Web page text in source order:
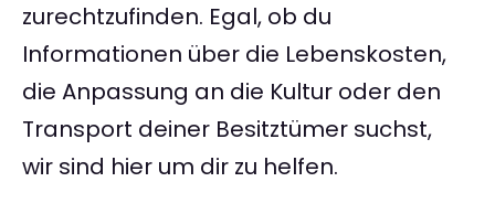
zurechtzufinden. Egal, ob du
Informationen über die Lebenskosten,
die Anpassung an die Kultur oder den
Transport deiner Besitztümer suchst,
wir sind hier um dir zu helfen.